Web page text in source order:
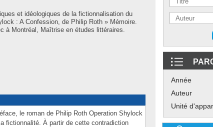
et idéologiques de la fictionnalisation du
: A Confession, de Philip Roth » Mémoire.
à Montréal, Maîtrise en études littéraires.
le roman de Philip Roth Operation Shylock
fictionnalité. À partir de cette contradiction
Année
Auteur
Unité